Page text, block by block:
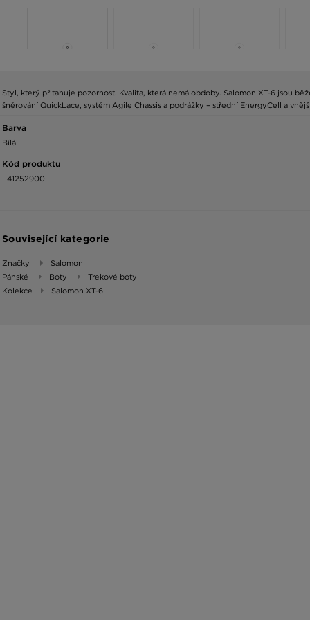
Styl, který přitahuje pozornost. Kvalita, která nemá obdoby. Salomon XT-6 jsou
šněrování QuickLace, systém Agile Chassis a podrážky – střední EnergyCell a
Barva
Bílá
Kód produktu
L41252900
Související kategorie
Značky
Salomon
Pánské
Boty
Trekové boty
Kolekce
Salomon XT-6